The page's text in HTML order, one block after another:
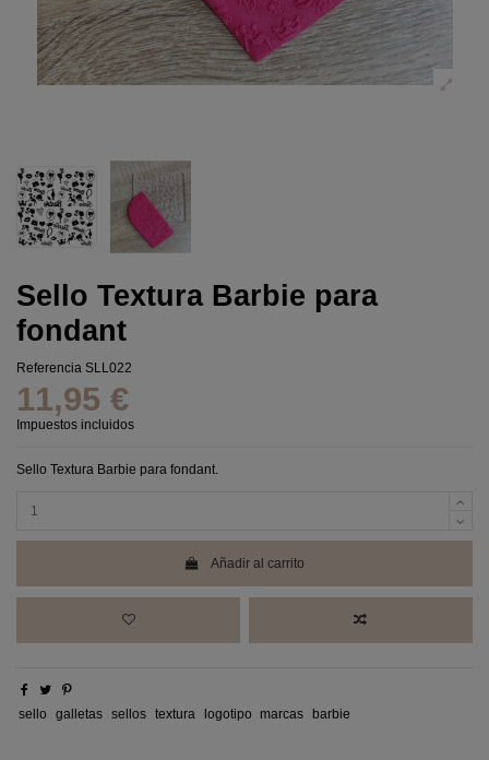
Sello Textura Barbie para
fondant
Referencia SLL022
11,95 €
Impuestos incluidos
Sello Textura Barbie para fondant.
Añadir al carrito
sello galletas sellos textura logotipo marcas barbie